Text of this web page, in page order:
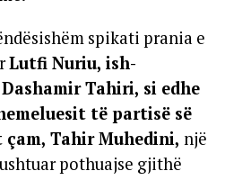
spikati prania e
Lutfi Nuriu, ish-
Tahiri, si edhe
të partisë së
Tahir Muhedini, një
pothuajse gjithë